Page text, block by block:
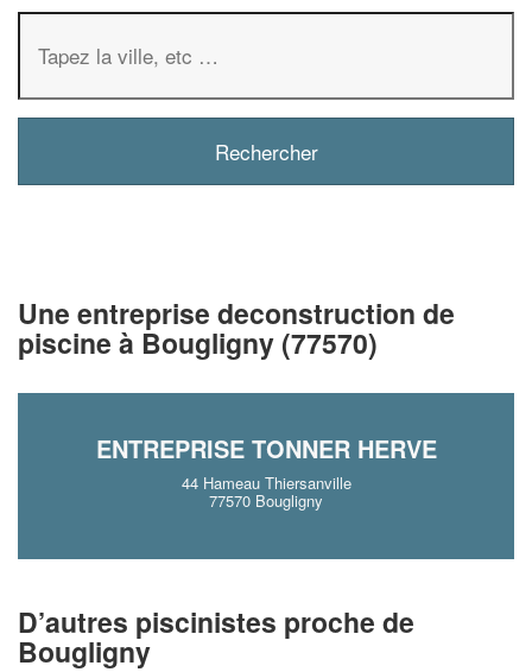
Une entreprise deconstruction de
piscine à Bougligny (77570)
ENTREPRISE TONNER HERVE
44 Hameau Thiersanville
77570 Bougligny
D’autres piscinistes proche de
Bougligny
Vous êtes un
vos margestout en gagnant de
nouveaux clients!
En savoir plus